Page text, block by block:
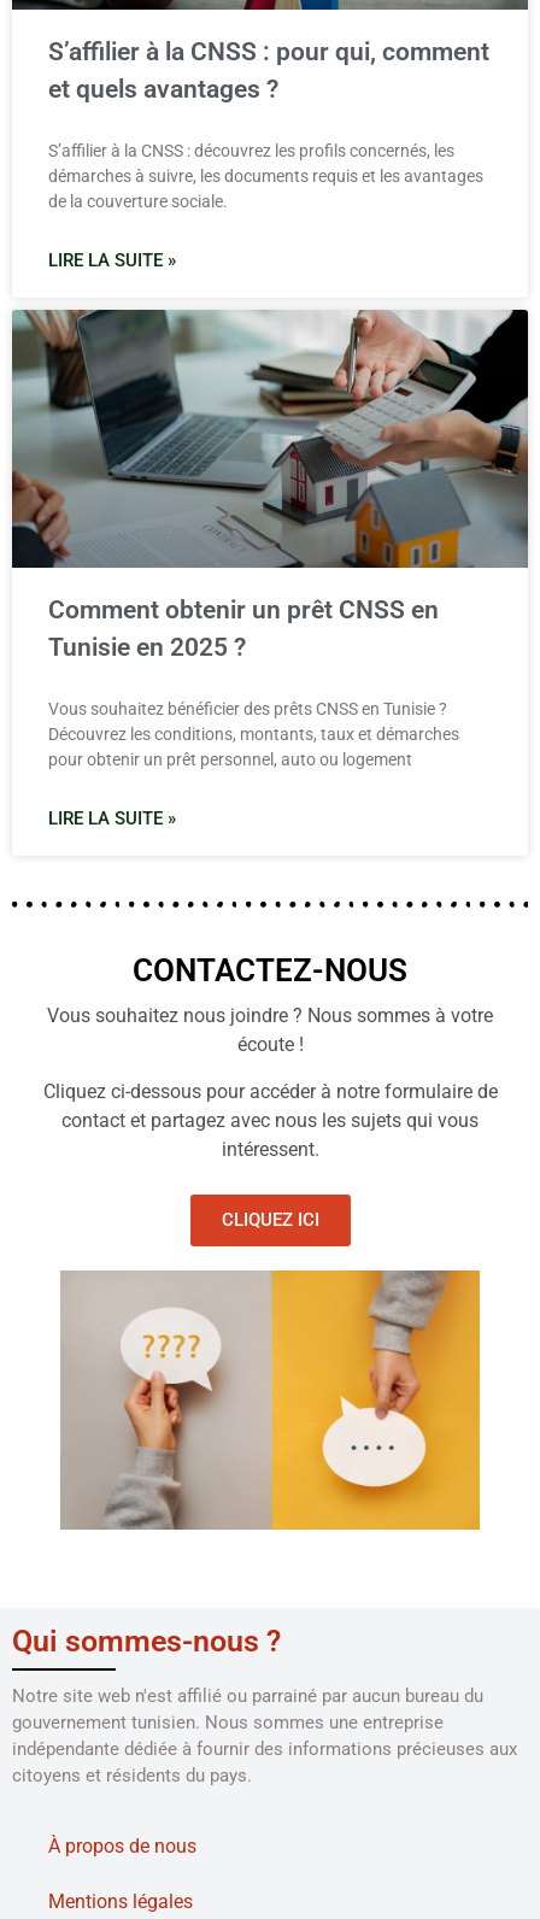
S’affilier à la CNSS : pour qui, comment
et quels avantages ?
S’affilier à la CNSS : découvrez les profils concernés, les
démarches à suivre, les documents requis et les avantages
de la couverture sociale.
LIRE LA SUITE »
Comment obtenir un prêt CNSS en
Tunisie en 2025 ?
Vous souhaitez bénéficier des prêts CNSS en Tunisie ?
Découvrez les conditions, montants, taux et démarches
pour obtenir un prêt personnel, auto ou logement
LIRE LA SUITE »
CONTACTEZ-NOUS
Vous souhaitez nous joindre ? Nous sommes à votre
écoute !
Cliquez ci-dessous pour accéder à notre formulaire de
contact et partagez avec nous les sujets qui vous
intéressent.
CLIQUEZ ICI
Qui sommes-nous ?
Notre site web n'est affilié ou parrainé par aucun bureau du
gouvernement tunisien. Nous sommes une entreprise
indépendante dédiée à fournir des informations précieuses aux
citoyens et résidents du pays.
À propos de nous
Mentions légales